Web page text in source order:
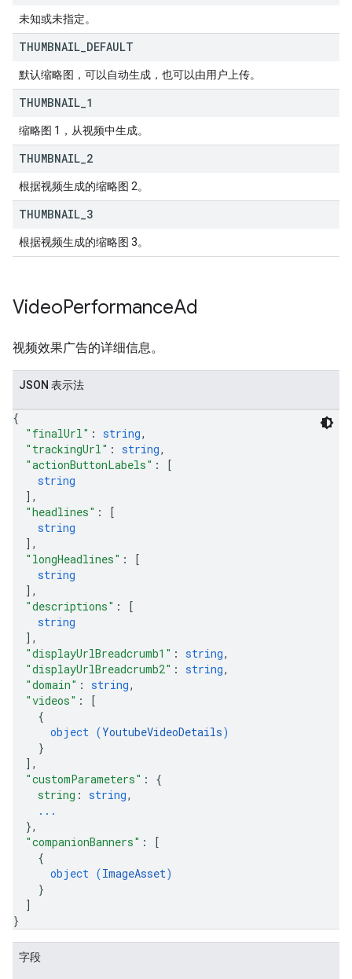
未知或未指定。
THUMBNAIL DEFAULT
默认缩略图，可以自动生成，也可以由用户上传。
THUMBNAIL 1
缩略图 1，从视频中生成。
THUMBNAIL 2
根据视频生成的缩略图 2。
THUMBNAIL 3
根据视频生成的缩略图 3。
VideoPerformanceAd
视频效果广告的详细信息。
JSON 表示法
{
"finalUrl" : string,
"trackingUrl" : string,
"actionButtonLabels" :
[
string
] ,
"headlines" :
[
string
] ,
"longHeadlines" :
[
string
] ,
"descriptions" :
[
string
] ,
"displayUrlBreadcrumb1" : string,
"displayUrlBreadcrumb2" : string,
"domain" : string,
"videos" :
[
{
object (YoutubeVideoDetails)
}
] ,
"customParameters" : {
string : string,
...
},
"companionBanners" :
[
{
object (ImageAsset)
}
]
}
字段